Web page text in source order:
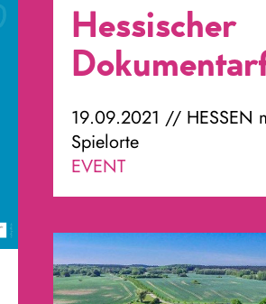
Hessischer
19.09.2021 // HESSEN
Spielorte
EVENT